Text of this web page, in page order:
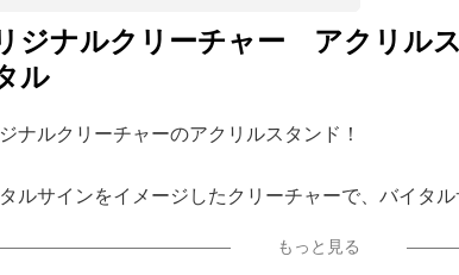
ジナルクリーチャー アクリル
ル
ナルクリーチャーのアクリルスタンド！
ルサインをイメージしたクリーチャーで、バイタ
もっと見る